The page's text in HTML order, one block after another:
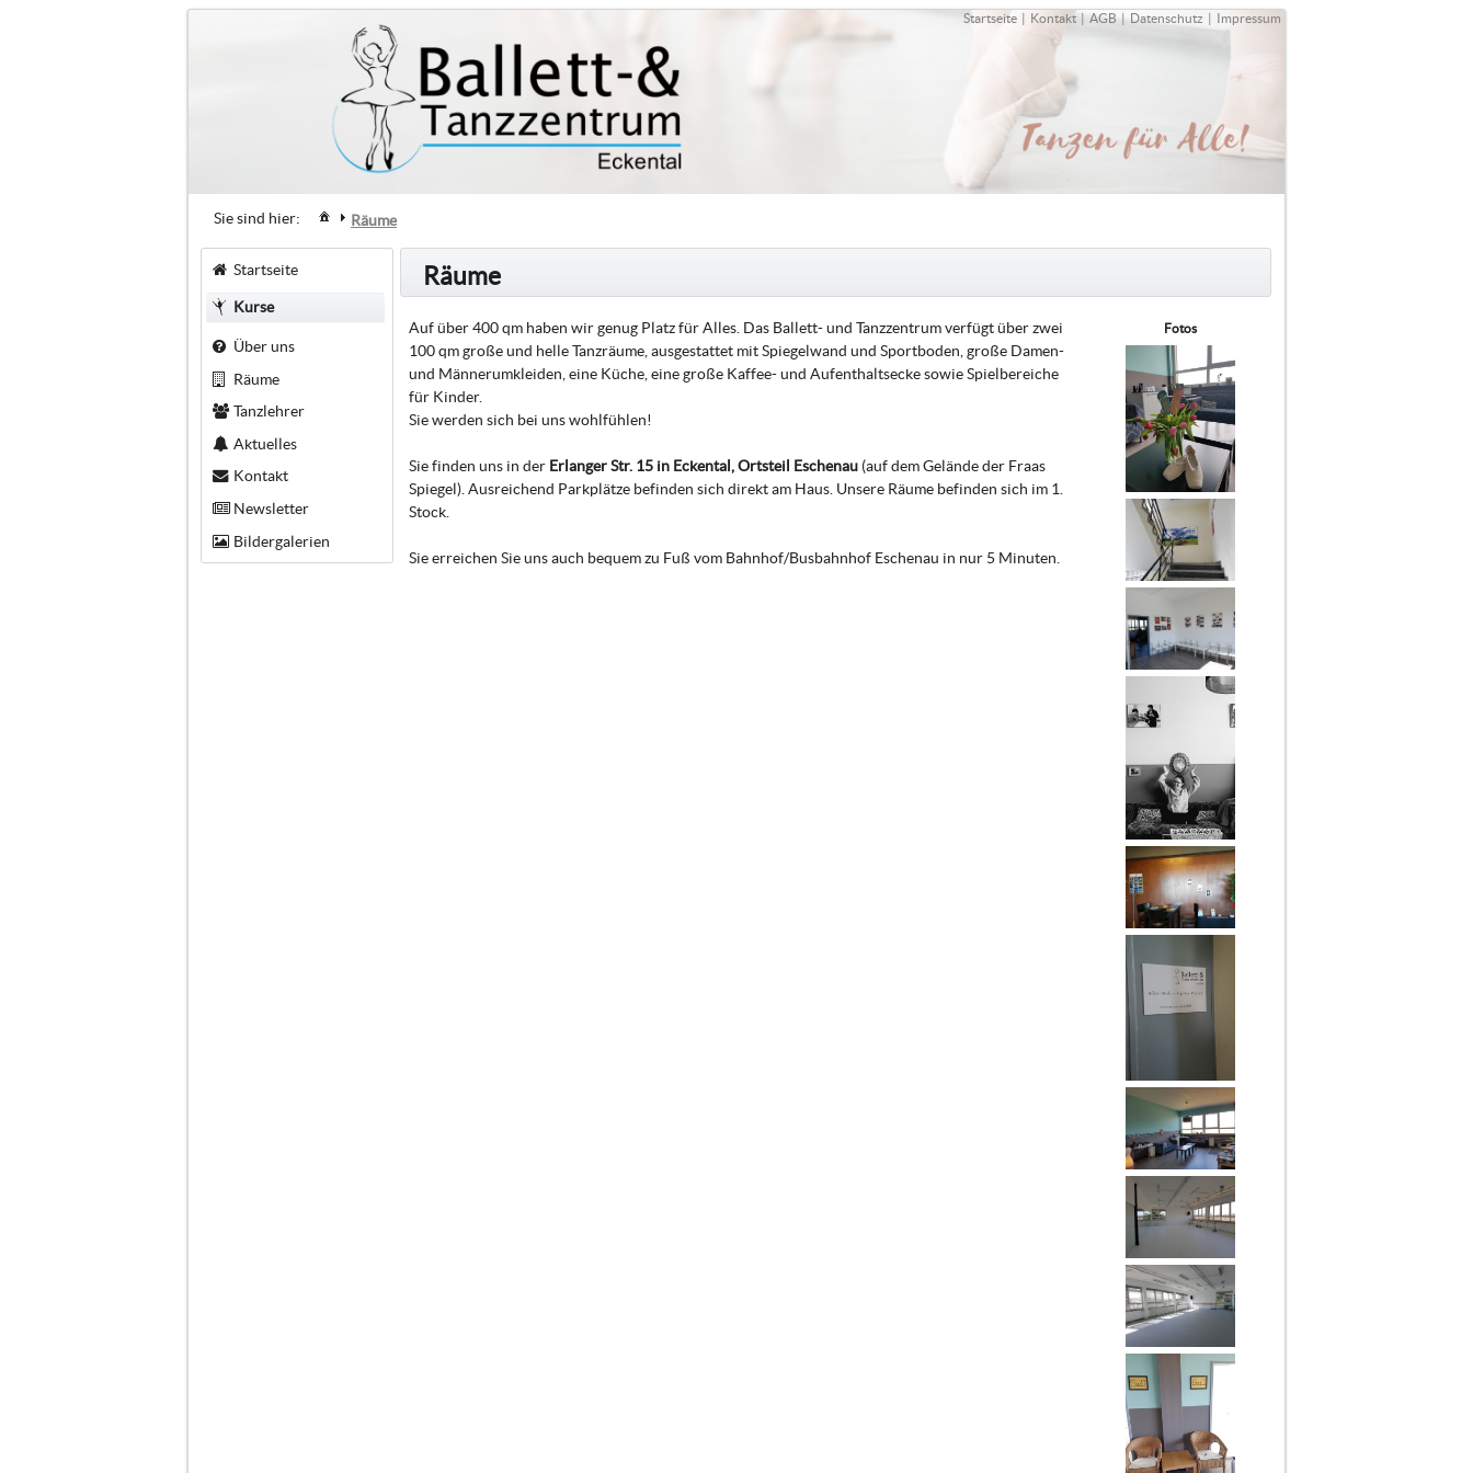
Startseite | Kontakt | AGB | Datenschutz | Impressum
Sie sind hier: Räume
Startseite
Kurse
Über uns
Räume
Tanzlehrer
Aktuelles
Kontakt
Newsletter
Bildergalerien
Räume
Auf über 400 qm haben wir genug Platz für Alles. Das Ballett- und Tanzzentrum verfügt über zwei
100 qm große und helle Tanzräume, ausgestattet mit Spiegelwand und Sportboden, große Damen-
und Männerumkleiden, eine Küche, eine große Kaffee- und Aufenthaltsecke sowie Spielbereiche
für Kinder.
Sie werden sich bei uns wohlfühlen!
Sie finden uns in der Erlanger Str. 15 in Eckental, Ortsteil Eschenau (auf dem Gelände der Fraas
Spiegel). Ausreichend Parkplätze befinden sich direkt am Haus. Unsere Räume befinden sich im 1.
Stock.
Sie erreichen Sie uns auch bequem zu Fuß vom Bahnhof/Busbahnhof Eschenau in nur 5 Minuten.
Fotos